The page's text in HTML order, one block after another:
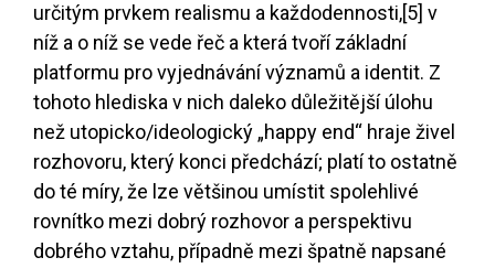
určitým prvkem realismu a každodennosti,[5] v
níž a o níž se vede řeč a která tvoří základní
platformu pro vyjednávání významů a identit. Z
tohoto hlediska v nich daleko důležitější úlohu
než utopicko/ideologický „happy end“ hraje živel
rozhovoru, který konci předchází; platí to ostatně
do té míry, že lze většinou umístit spolehlivé
rovnítko mezi dobrý rozhovor a perspektivu
dobrého vztahu, případně mezi špatně napsané